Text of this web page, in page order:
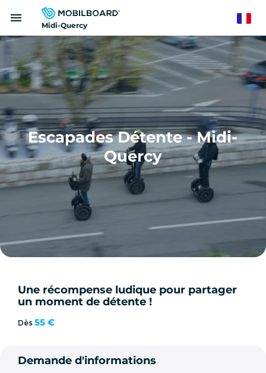
principal
Midi-Quercy
menu
Escapades Détente - Midi-
Quercy
Une récompense ludique pour partager
un moment de détente !
Dès 55 €
Demande d'informations